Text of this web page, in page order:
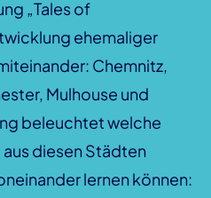
„Tales of
ehemaliger
Chemnitz,
Mulhouse und
beleuchtet welche
diesen Städten
lernen können: